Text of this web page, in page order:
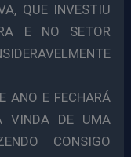
QUE INVESTIU
E NO SETOR
ANO E FECHARÁ
VINDA DE UMA
CONSIGO